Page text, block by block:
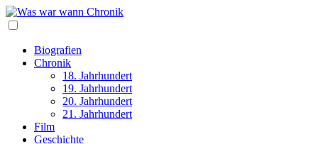
Biografien
Chronik
18. Jahrhundert
19. Jahrhundert
20. Jahrhundert
21. Jahrhundert
Film
Geschichte